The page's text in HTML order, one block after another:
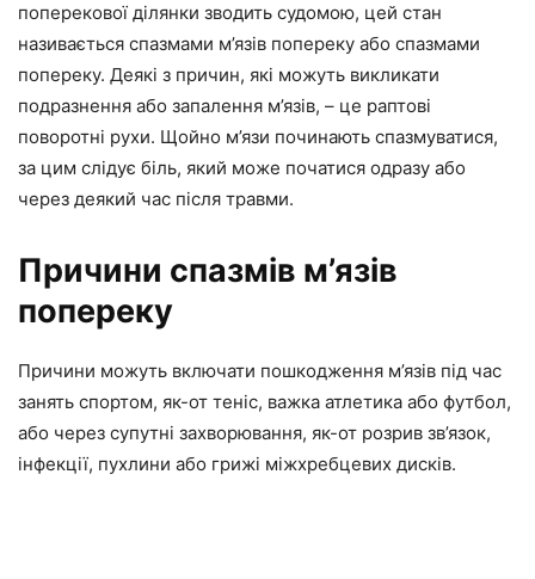
поперекової ділянки зводить судомою, цей стан
називається спазмами м’язів попереку або спазмами
попереку. Деякі з причин, які можуть викликати
подразнення або запалення м’язів, – це раптові
поворотні рухи. Щойно м’язи починають спазмуватися,
за цим слідує біль, який може початися одразу або
через деякий час після травми.
Причини спазмів м’язів
попереку
Причини можуть включати пошкодження м’язів під час
занять спортом, як-от теніс, важка атлетика або футбол,
або через супутні захворювання, як-от розрив зв’язок,
інфекції, пухлини або грижі міжхребцевих дисків.